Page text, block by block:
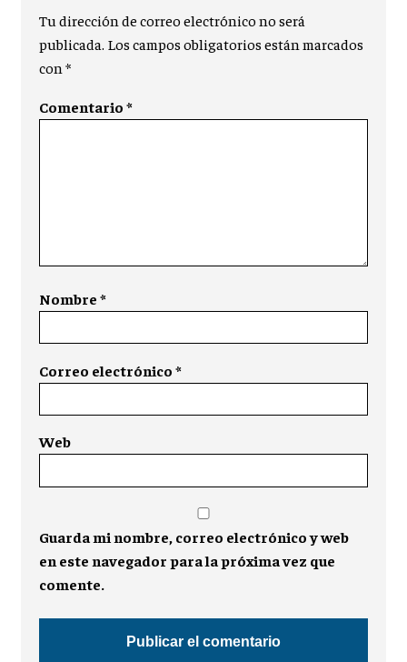
Tu dirección de correo electrónico no será
publicada. Los campos obligatorios están marcados
con*
Comentario*
Nombre*
Correo electrónico*
Web
Guarda mi nombre, correo electrónico y web
en este navegador para la próxima vez que
comente.